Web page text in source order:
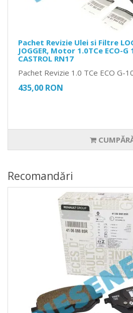
Pachet Revizie Ulei si Filtre
JOGGER, Motor 1.0TCe ECO-G
CASTROL RN17
Pachet Revizie 1.0 TCe ECO G-
435,00 RON
Recomandări